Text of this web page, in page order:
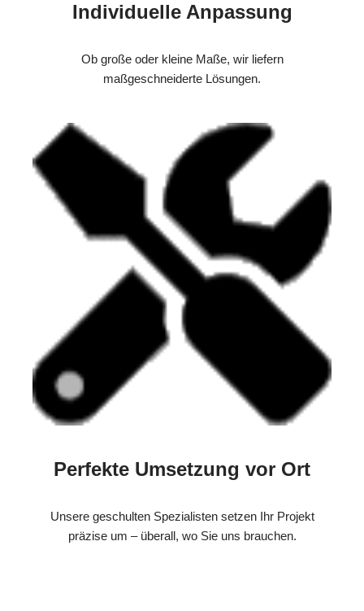
Individuelle Anpassung
Ob große oder kleine Maße, wir liefern
maßgeschneiderte Lösungen.
Perfekte Umsetzung vor Ort
Unsere geschulten Spezialisten setzen Ihr Projekt
präzise um – überall, wo Sie uns brauchen.